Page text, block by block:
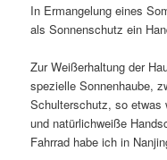
In Ermangelung eines
als Sonnenschutz ein
Zur Weißerhaltung der
spezielle Sonnenhaube,
Schulterschutz, so etwas
und natürlichweiße
Fahrrad habe ich in